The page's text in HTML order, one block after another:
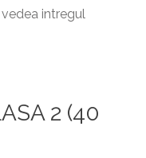
intregul
2 (40